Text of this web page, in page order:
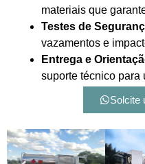
materiais que
Testes de
vazamentos e
Entrega e
suporte técnico para
Solcite